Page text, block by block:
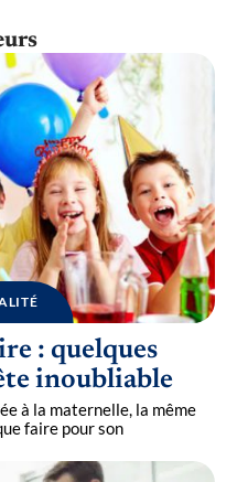
: quelques
inoubliable
à la maternelle, la même
faire pour son